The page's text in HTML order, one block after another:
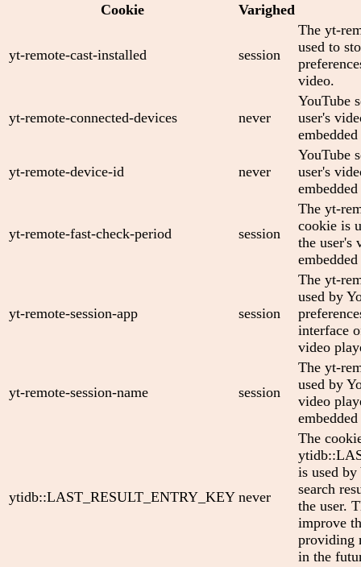
Cookie
Varighed
yt-remote-cast-installed session
The yt-
used to
video.
yt-remote-connected-devices never
YouTube
user's
yt-remote-device-id never
YouTube
user's
yt-remote-fast-check-period session
The yt-
cookie is
the user's
yt-remote-session-app session
The yt-
used by
interface
video
yt-remote-session-name session
The yt-
used by
video
ytidb::LAST_RESULT_ENTRY_KEY never
The
is used by
search
the user.
improve
providing
in the